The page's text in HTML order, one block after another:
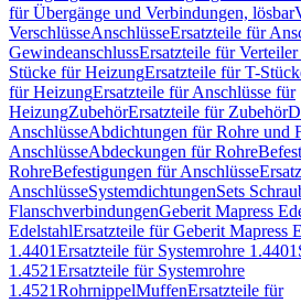
für Übergänge und Verbindungen, lösbar
VerschlüsseAnschlüsseErsatzteile für
GewindeanschlussErsatzteile für
Stücke für HeizungErsatzteile für T-
für HeizungErsatzteile für Anschlüsse für
HeizungZubehörErsatzteile für Zubehör
AnschlüsseAbdichtungen für Rohre und
AnschlüsseAbdeckungen für Rohre
RohreBefestigungen für Anschlüsse
AnschlüsseSystemdichtungenSets
FlanschverbindungenGeberit Mapress
EdelstahlErsatzteile für Geberit Mapress
1.4401Ersatzteile für Systemrohre 1.4401
1.4521Ersatzteile für Systemrohre
1.4521RohrnippelMuffenErsatzteile für